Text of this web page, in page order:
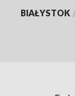
BIAŁYSTOK